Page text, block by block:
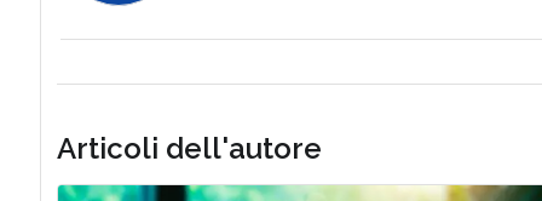
Articoli dell'autore